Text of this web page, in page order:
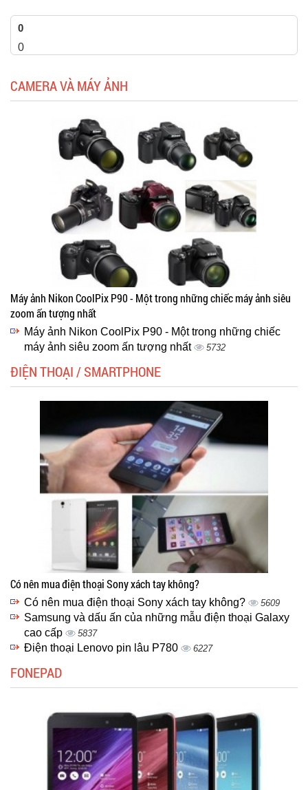
0
0
CAMERA VÀ MÁY ẢNH
Máy ảnh Nikon CoolPix P90 - Một trong những chiếc máy ảnh siêu
zoom ấn tượng nhất
Máy ảnh Nikon CoolPix P90 - Một trong những chiếc
máy ảnh siêu zoom ấn tượng nhất
5732
ĐIỆN THOẠI / SMARTPHONE
Có nên mua điện thoại Sony xách tay không?
Có nên mua điện thoại Sony xách tay không? 5609
Samsung và dấu ấn của những mẫu điện thoại Galaxy
cao cấp
5837
Điện thoại Lenovo pin lâu P780 6227
FONEPAD